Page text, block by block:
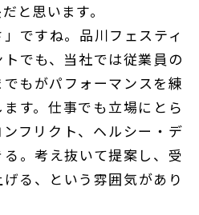
と思います。
ですね。品川フェスティ
でも、当社では従業員の
もがパフォーマンスを練
す。仕事でも立場にとら
フリクト、ヘルシー・デ
。考え抜いて提案し、受
る、という雰囲気があり